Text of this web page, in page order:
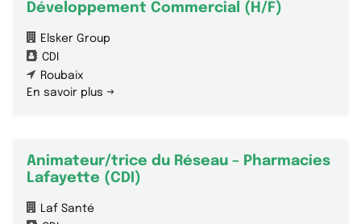
Développement Commercial (H/F)
Elsker Group
CDI
Roubaix
En savoir plus
Animateur/trice du Réseau – Pharmacies
Lafayette (CDI)
Laf Santé